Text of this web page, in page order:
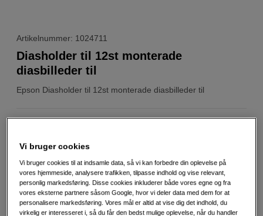
Artikelnummer: 1024711
Epson Diasholder til 12st monterade diasbilleder til
Diasholder til 12st monterade
diasbilleder til
København
Vis lagersaldo
Diasholder til 12st monterade diasbilleder til
Mere information
Vi bruger cookies
Vi bruger cookies til at indsamle data, så vi kan forbedre din oplevelse på
vores hjemmeside, analysere trafikken, tilpasse indhold og vise relevant,
personlig markedsføring. Disse cookies inkluderer både vores egne og fra
vores eksterne partnere såsom Google, hvor vi deler data med dem for at
personalisere markedsføring. Vores mål er altid at vise dig det indhold, du
virkelig er interesseret i, så du får den bedst mulige oplevelse, når du handler